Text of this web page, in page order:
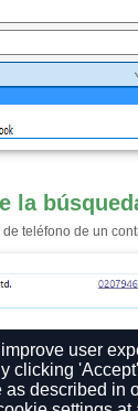
la
teléfono de un
user
clicking
described in